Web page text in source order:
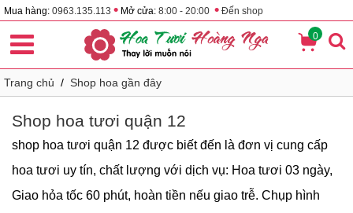
Mua hàng: 0963.135.113 • Mở cửa: 8:00 - 20:00 • Đến shop
0
Trang chủ / Shop hoa gần đây
Shop hoa tươi quận 12
shop hoa tươi quận 12 được biết đến là đơn vị cung cấp
hoa tươi uy tín, chất lượng với dịch vụ: Hoa tươi 03 ngày,
Giao hỏa tốc 60 phút, hoàn tiền nếu giao trễ. Chụp hình